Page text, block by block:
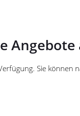
Angebote
Sie